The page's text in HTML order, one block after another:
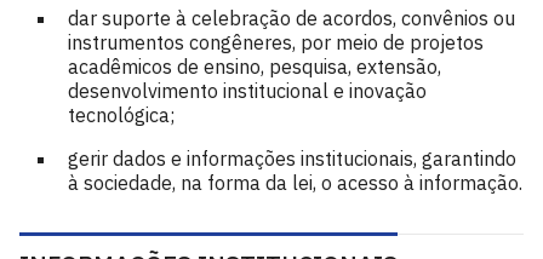
dar suporte à celebração de acordos, convênios ou
instrumentos congêneres, por meio de projetos
acadêmicos de ensino, pesquisa, extensão,
desenvolvimento institucional e inovação
tecnológica;
gerir dados e informações institucionais, garantindo
à sociedade, na forma da lei, o acesso à informação.